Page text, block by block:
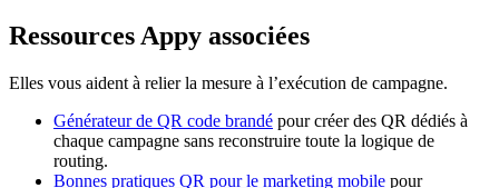
Ressources Appy associées
Elles vous aident à relier la mesure à l’exécution de campagne.
Générateur de QR code brandé pour créer des QR dédiés à
chaque campagne sans reconstruire toute la logique de
routing.
Bonnes pratiques QR pour le marketing mobile pour